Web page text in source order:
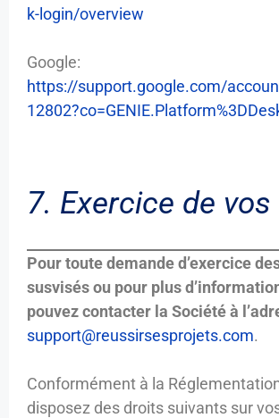
k-login/overview
Google:
https://support.google.com/
7. Exercice de
Pour toute demande d’exercice
susvisés ou pour plus
pouvez contacter la Société à
support@reussirsesprojets.com.
Conformément à la
disposez des droits suivants sur